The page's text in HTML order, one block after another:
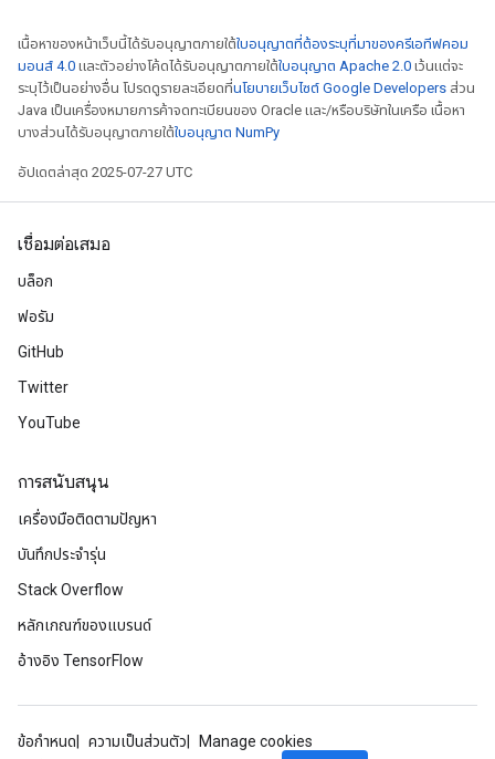
เนื้อหาของหน้าเว็บนี้ได้รับอนุญาตภายใต้ใบอนุญาตที่ต้องระบุที่มาของครีเอทีฟคอม
มอนส์ 4.0 และตัวอย่างโค้ดได้รับอนุญาตภายใต้ใบอนุญาต Apache 2.0 เว้นแต่จะ
ระบุไว้เป็นอย่างอื่น โปรดดูรายละเอียดที่นโยบายเว็บไซต์ Google Developers ส่วน
Java เป็นเครื่องหมายการค้าจดทะเบียนของ Oracle และ/หรือบริษัทในเครือ เนื้อหา
บางส่วนได้รับอนุญาตภายใต้ใบอนุญาต NumPy
อัปเดตล่าสุด 2025-07-27 UTC
เชื่อมต่อเสมอ
บล็อก
ฟอรัม
GitHub
Twitter
YouTube
การสนับสนุน
เครื่องมือติดตามปัญหา
บันทึกประจำรุ่น
Stack Overflow
หลักเกณฑ์ของแบรนด์
อ้างอิง TensorFlow
ข้อกำหนด ความเป็นส่วนตัว
Manage cookies